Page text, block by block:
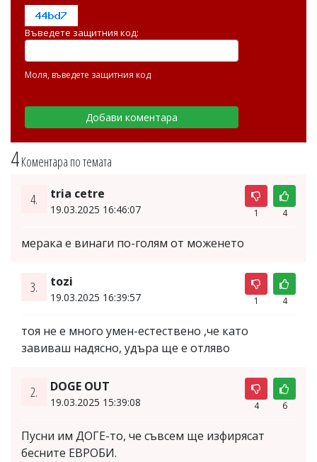
4Коментара по темата
4. tria cetre
19.03.2025 16:46:07 1 4
мерака е винаги по-голям от моженето
3. tozi
19.03.2025 16:39:57 1 4
тоя не е много умен-естествено ,че като
завиваш надясно, удъра ще е отляво
2. DOGE OUT
19.03.2025 15:39:08 4 6
Пусни им ДОГЕ-то, че съвсем ще изфирясат
бесните ЕВРОБИ.
Въведете защитния код:
Моля, въведете защитния код